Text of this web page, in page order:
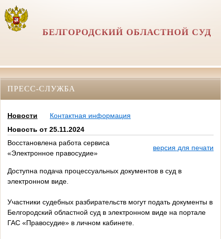
БЕЛГОРОДСКИЙ ОБЛАСТНОЙ СУД
ПРЕСС-СЛУЖБА
Новости
Контактная информация
Новость от 25.11.2024
Восстановлена работа сервиса
«Электронное правосудие»
версия для печати
Доступна подача процессуальных документов в суд в
электронном виде.
Участники судебных разбирательств могут подать документы в
Белгородский областной суд в электронном виде на портале
ГАС «Правосудие» в личном кабинете.